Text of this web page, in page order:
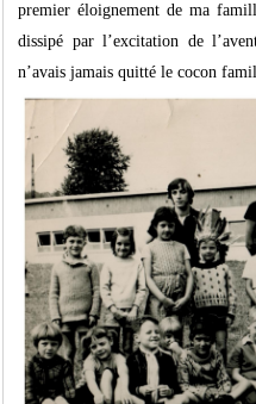
premier éloignement de ma
dissipé par l’excitation de
n’avais jamais quitté le cocon